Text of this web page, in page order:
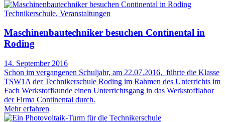
Technikerschule, Veranstaltungen
Maschinenbautechniker besuchen Continental in
Roding
14. September 2016
Schon im vergangenen Schuljahr, am 22.07.2016, führte die Klasse
TSW1A der Technikerschule Roding im Rahmen des Unterrichts im
Fach Werkstoffkunde einen Unterrichtsgang in das Werkstofflabor
der Firma Continental durch.
Mehr erfahren